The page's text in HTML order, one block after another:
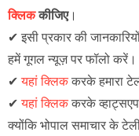
क्लिककीजिए।
✔ इसी प्रकार की
हमें गूगल न्यूज़ पर फॉलो करें ।
✔यहां क्लिककरके हमारा
✔यहां क्लिककरके
क्योंकि भोपाल समाचार के